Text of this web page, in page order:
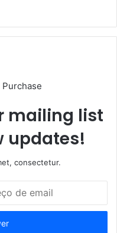
mailing list
updates!
consectetur.